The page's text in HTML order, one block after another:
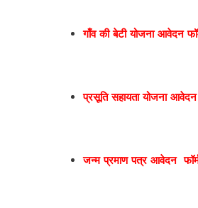
गाँव की बेटी योजना आवेदन
प्रसूति सहायता योजना
जन्म प्रमाण पत्र आवेदन